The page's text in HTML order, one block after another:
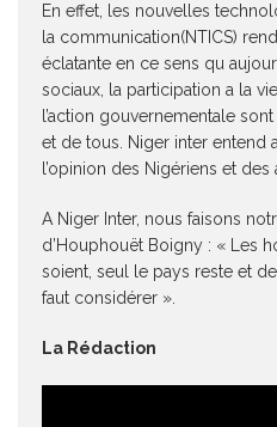
En effet, les nouvelles
la communication(NTICS)
éclatante en ce sens qu
sociaux, la participation a la
l’action gouvernementale
et de tous. Niger inter entend
l’opinion des Nigériens et des
A Niger Inter, nous faisons
d’Houphouët Boigny : « Les
soient, seul le pays reste et
faut considérer ».
La Rédaction